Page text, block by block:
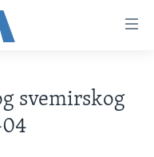
svemirskog